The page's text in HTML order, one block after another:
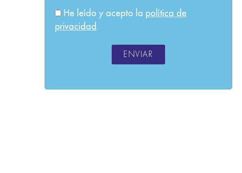
He leído y acepto la política de
privacidad .
ENVIAR